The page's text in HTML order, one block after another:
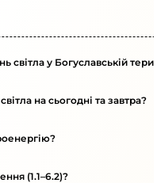
світла у Богуславській
на сьогодні та завтра?
(1.1–6.2)?